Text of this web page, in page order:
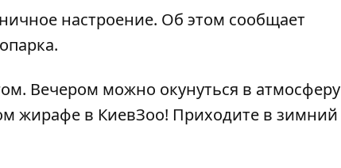
настроение. Об этом сообщает
Вечером можно окунуться в атмосферу
жирафе в КиевЗоо! Приходите в зимний